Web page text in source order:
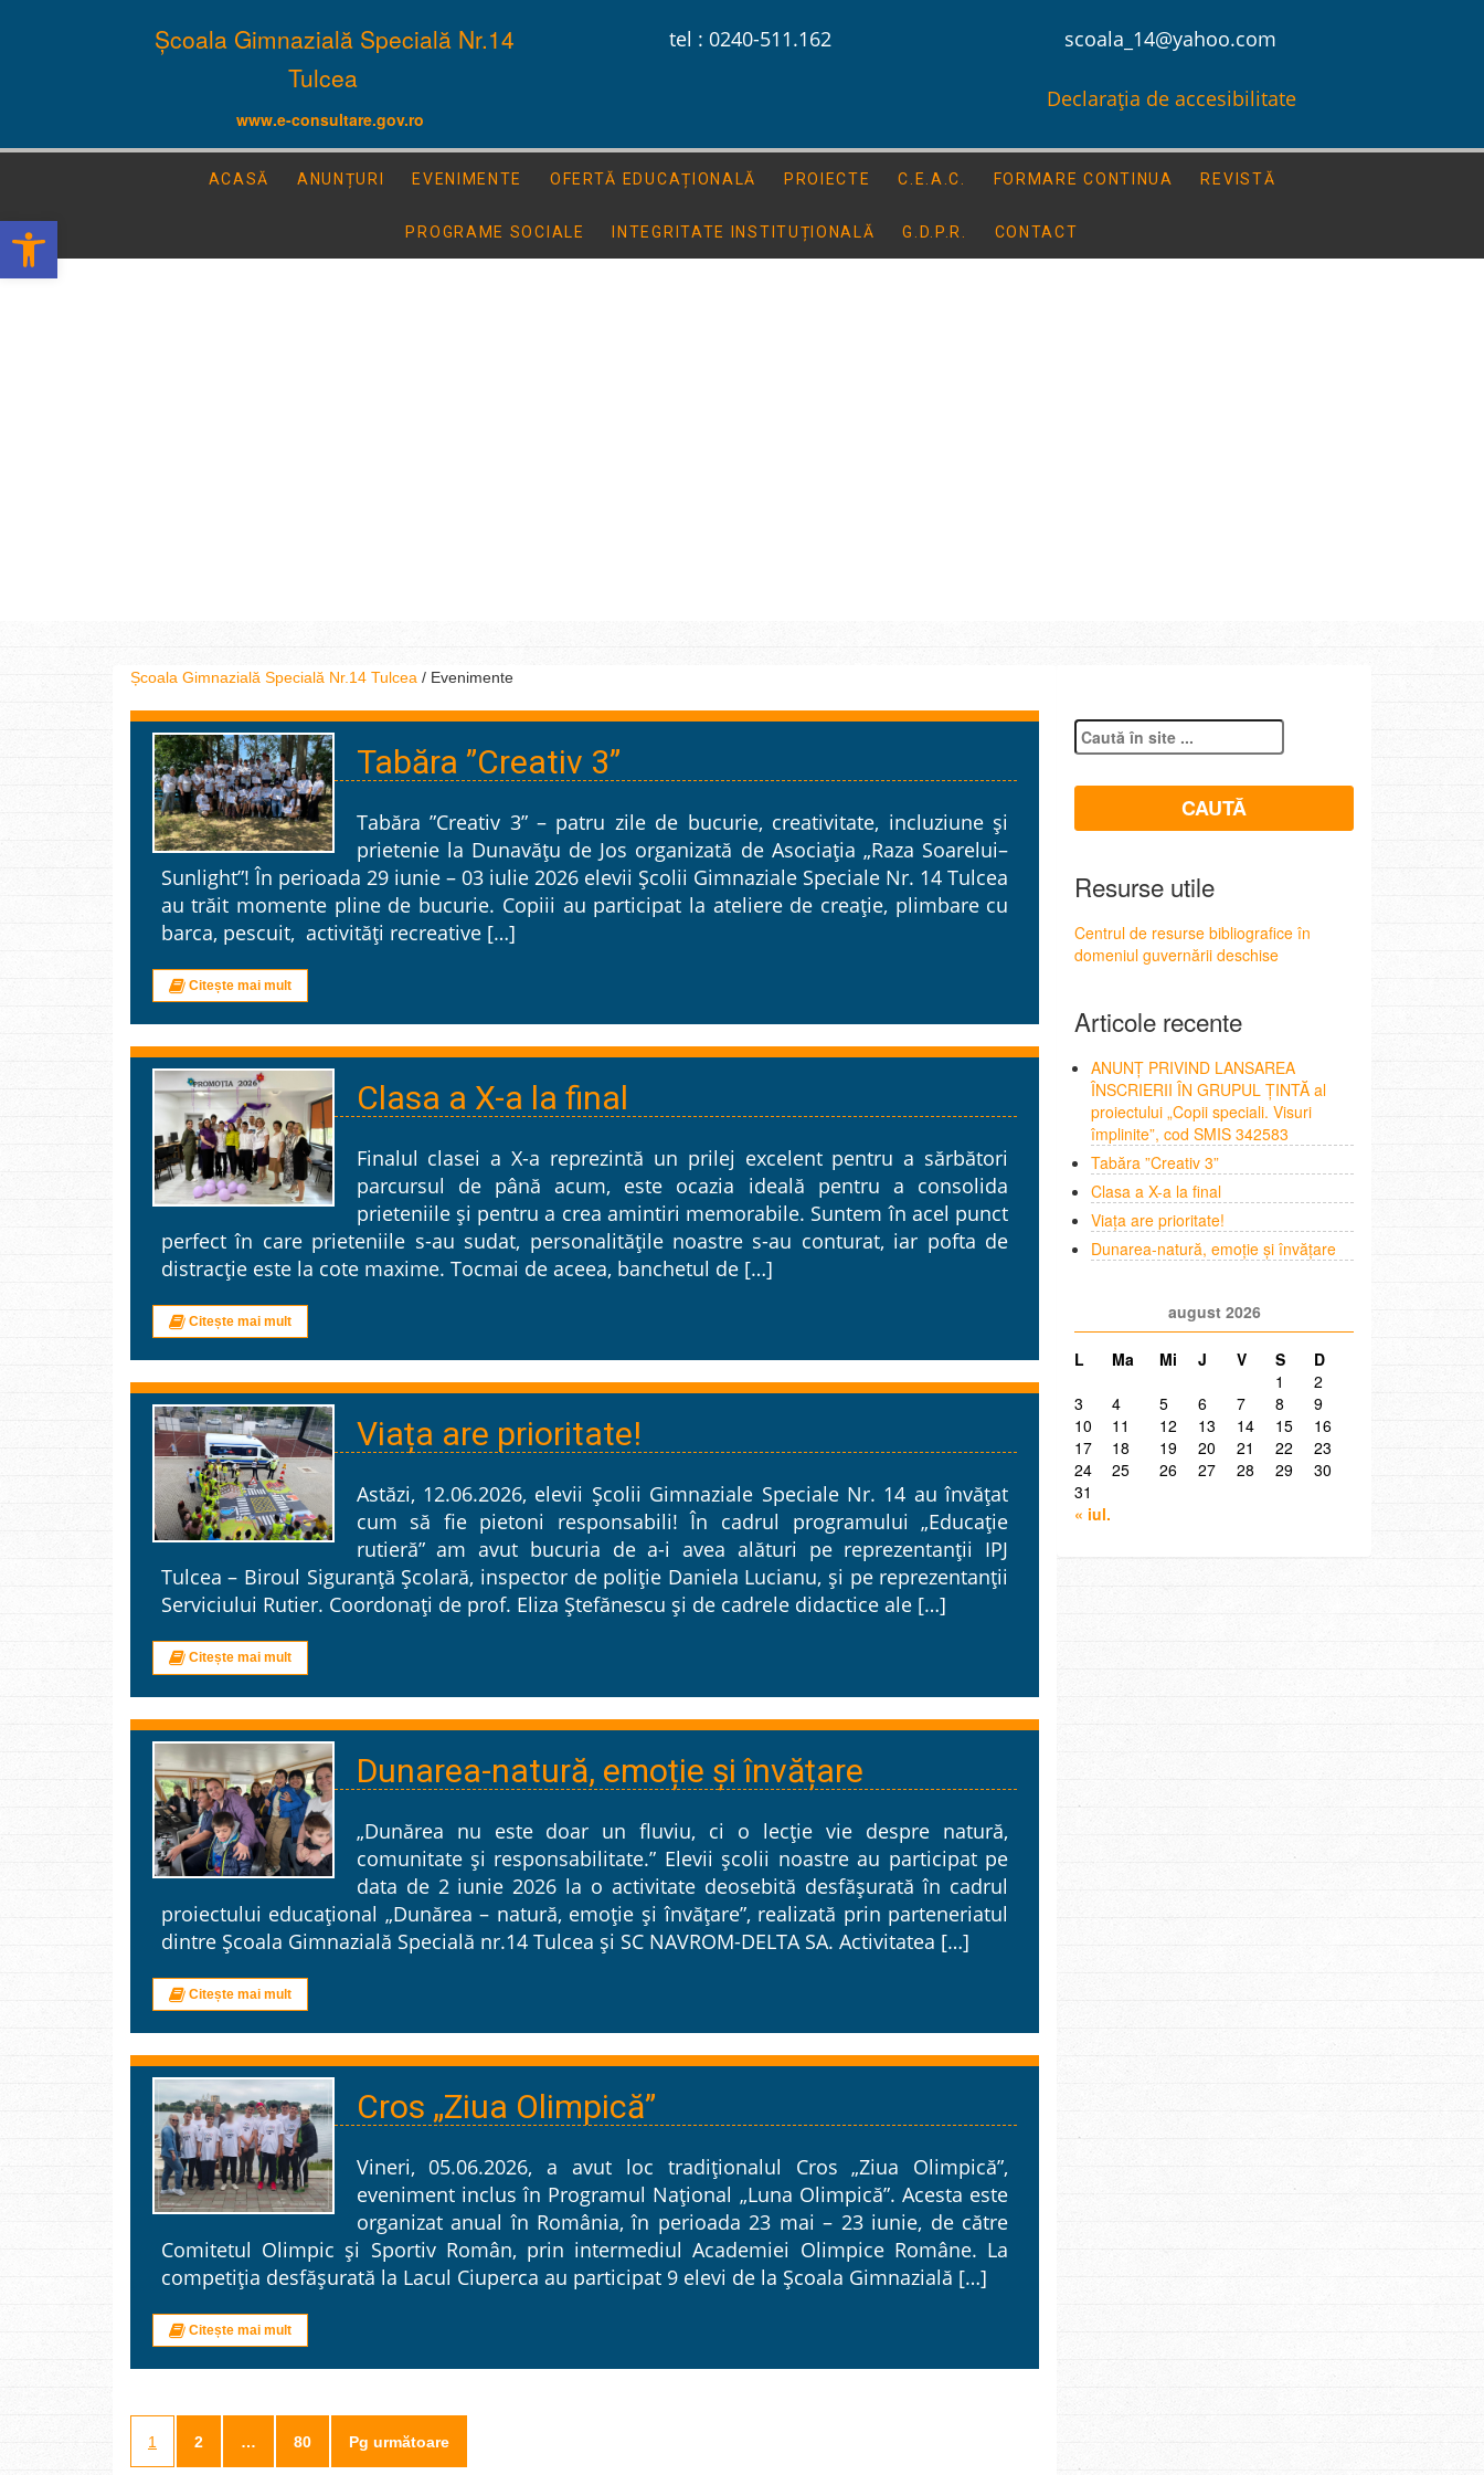
Școala Gimnazială Specială Nr.14
Tulcea
www.e-consultare.gov.ro
tel : 0240-511.162 scoala_14@yahoo.com
Declarația de accesibilitate
ACASĂ ANUNȚURI EVENIMENTE OFERTĂ EDUCAȚIONALĂ PROIECTE C.E.A.C. FORMARE CONTINUA REVISTĂ
PROGRAME SOCIALE INTEGRITATE INSTITUȚIONALĂ G.D.P.R. CONTACT
Școala Gimnazială Specială Nr.14 Tulcea / Evenimente
Tabăra ”Creativ 3”
Tabăra ”Creativ 3” – patru zile de bucurie, creativitate, incluziune și
prietenie la Dunavățu de Jos organizată de Asociația „Raza Soarelui–
Sunlight”! În perioada 29 iunie – 03 iulie 2026 elevii Școlii Gimnaziale Speciale Nr. 14 Tulcea
au trăit momente pline de bucurie. Copiii au participat la ateliere de creație, plimbare cu
barca, pescuit, activități recreative […]
Citește mai mult
Clasa a X-a la final
Finalul clasei a X-a reprezintă un prilej excelent pentru a sărbători
parcursul de până acum, este ocazia ideală pentru a consolida
prieteniile și pentru a crea amintiri memorabile. Suntem în acel punct
perfect în care prieteniile s-au sudat, personalitățile noastre s-au conturat, iar pofta de
distracție este la cote maxime. Tocmai de aceea, banchetul de […]
Citește mai mult
Viața are prioritate!
Astăzi, 12.06.2026, elevii Școlii Gimnaziale Speciale Nr. 14 au învățat
cum să fie pietoni responsabili! În cadrul programului „Educație
rutieră” am avut bucuria de a-i avea alături pe reprezentanții IPJ
Tulcea – Biroul Siguranță Școlară, inspector de poliție Daniela Lucianu, și pe reprezentanții
Serviciului Rutier. Coordonați de prof. Eliza Ștefănescu și de cadrele didactice ale […]
Citește mai mult
Dunarea-natură, emoție și învățare
„Dunărea nu este doar un fluviu, ci o lecție vie despre natură,
comunitate și responsabilitate.” Elevii școlii noastre au participat pe
data de 2 iunie 2026 la o activitate deosebită desfășurată în cadrul
proiectului educațional „Dunărea – natură, emoție și învățare”, realizată prin parteneriatul
dintre Școala Gimnazială Specială nr.14 Tulcea și SC NAVROM-DELTA SA. Activitatea […]
Citește mai mult
Cros „Ziua Olimpică”
Vineri, 05.06.2026, a avut loc tradiționalul Cros „Ziua Olimpică”,
eveniment inclus în Programul Național „Luna Olimpică”. Acesta este
organizat anual în România, în perioada 23 mai – 23 iunie, de către
Comitetul Olimpic și Sportiv Român, prin intermediul Academiei Olimpice Române. La
competiția desfășurată la Lacul Ciuperca au participat 9 elevi de la Școala Gimnazială […]
Citește mai mult
1 2 … 80 Pg următoare
Resurse utile
Centrul de resurse bibliografice în
domeniul guvernării deschise
Articole recente
ANUNȚ PRIVIND LANSAREA
ÎNSCRIERII ÎN GRUPUL ȚINTĂ al
proiectului „Copii speciali. Visuri
împlinite”, cod SMIS 342583
Tabăra ”Creativ 3”
Clasa a X-a la final
Viața are prioritate!
Dunarea-natură, emoție și învățare
august 2026
L Ma Mi J V S
D
1
2
3
4 5 6 7 8
9
10
11 12 13 14 15
16
17
18 19 20 21 22
23
24
25 26 27 28 29
30
31
« iul.
Deschide bara de unelte